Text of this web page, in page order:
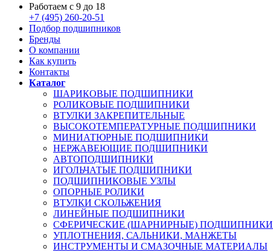
Работаем с 9 до 18
+7 (495) 260-20-51
Подбор подшипников
Бренды
О компании
Как купить
Контакты
Каталог
ШАРИКОВЫЕ ПОДШИПНИКИ
РОЛИКОВЫЕ ПОДШИПНИКИ
ВТУЛКИ ЗАКРЕПИТЕЛЬНЫЕ
ВЫСОКОТЕМПЕРАТУРНЫЕ ПОДШИПНИКИ
МИНИАТЮРНЫЕ ПОДШИПНИКИ
НЕРЖАВЕЮЩИЕ ПОДШИПНИКИ
АВТОПОДШИПНИКИ
ИГОЛЬЧАТЫЕ ПОДШИПНИКИ
ПОДШИПНИКОВЫЕ УЗЛЫ
ОПОРНЫЕ РОЛИКИ
ВТУЛКИ СКОЛЬЖЕНИЯ
ЛИНЕЙНЫЕ ПОДШИПНИКИ
СФЕРИЧЕСКИЕ (ШАРНИРНЫЕ) ПОДШИПНИКИ
УПЛОТНЕНИЯ, САЛЬНИКИ, МАНЖЕТЫ
ИНСТРУМЕНТЫ И СМАЗОЧНЫЕ МАТЕРИАЛЫ